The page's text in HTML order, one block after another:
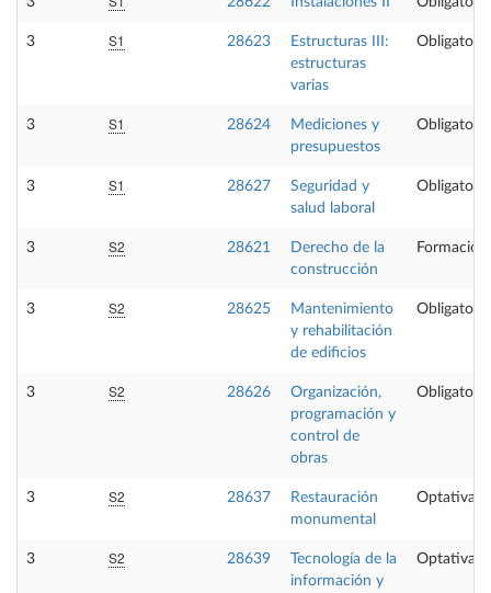
3 S1 28623
Estructuras III:
estructuras
varias
Obligatoria
3 S1 28624
Mediciones y
presupuestos
Obligatoria
3 S1 28627
Seguridad y
salud laboral
Obligatoria
3 S2 28621
Derecho de la
construcción
Formación
3 S2 28625
Mantenimiento
y rehabilitación
de edificios
Obligatoria
3 S2 28626
Organización,
programación y
control de
obras
Obligatoria
3 S2 28637
Restauración
monumental
Optativa
3 S2 28639
Tecnología de la
información y
Optativa